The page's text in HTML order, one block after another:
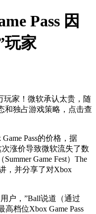
Pass 因
玩家
玩家！微软承认太贵，随
和独占游戏策略，点击查
Pass的价格，据
涨价导致微软流失了数
Game Fest）The
，并分享了对Xbox
户，”Ball说道（通过
高档位Xbox Game Pass